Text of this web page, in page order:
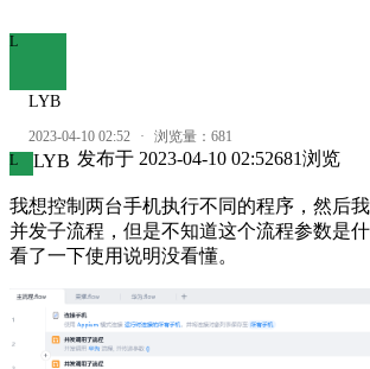
L
LYB
2023-04-10 02:52 · 浏览量： 681
L
LYB 发布于 2023-04-10 02:52681浏览
我想控制两台手机执行不同的程序，然后
并发子流程，但是不知道这个流程参数是
看了一下使用说明没看懂。